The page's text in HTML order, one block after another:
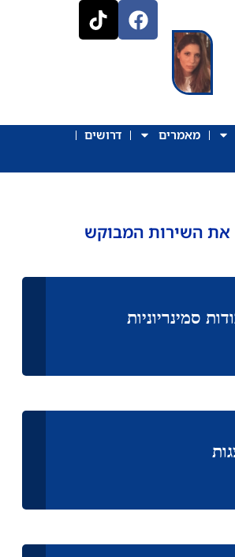
מאמרים
דרושים
את השירות המבוקש
סמינריוניות